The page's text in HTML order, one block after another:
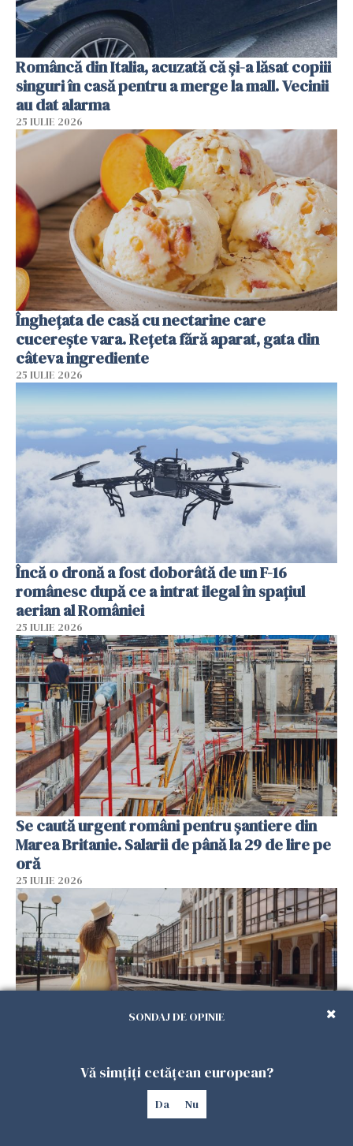
Româncă din Italia, acuzată că și-a lăsat copiii
singuri în casă pentru a merge la mall. Vecinii
au dat alarma
25 IULIE 2026
Înghețata de casă cu nectarine care
cucerește vara. Rețeta fără aparat, gata din
câteva ingrediente
25 IULIE 2026
Încă o dronă a fost doborâtă de un F-16
românesc după ce a intrat ilegal în spațiul
aerian al României
25 IULIE 2026
Se caută urgent români pentru șantiere din
Marea Britanie. Salarii de până la 29 de lire pe
oră
25 IULIE 2026
Haos pe calea ferată în Italia! Timp de
aproape patru zile, trenurile spre Roma și
Milano pot întârzia până la 3 ore
SONDAJ DE OPINIE
Vă simțiți cetățean european?
Da Nu